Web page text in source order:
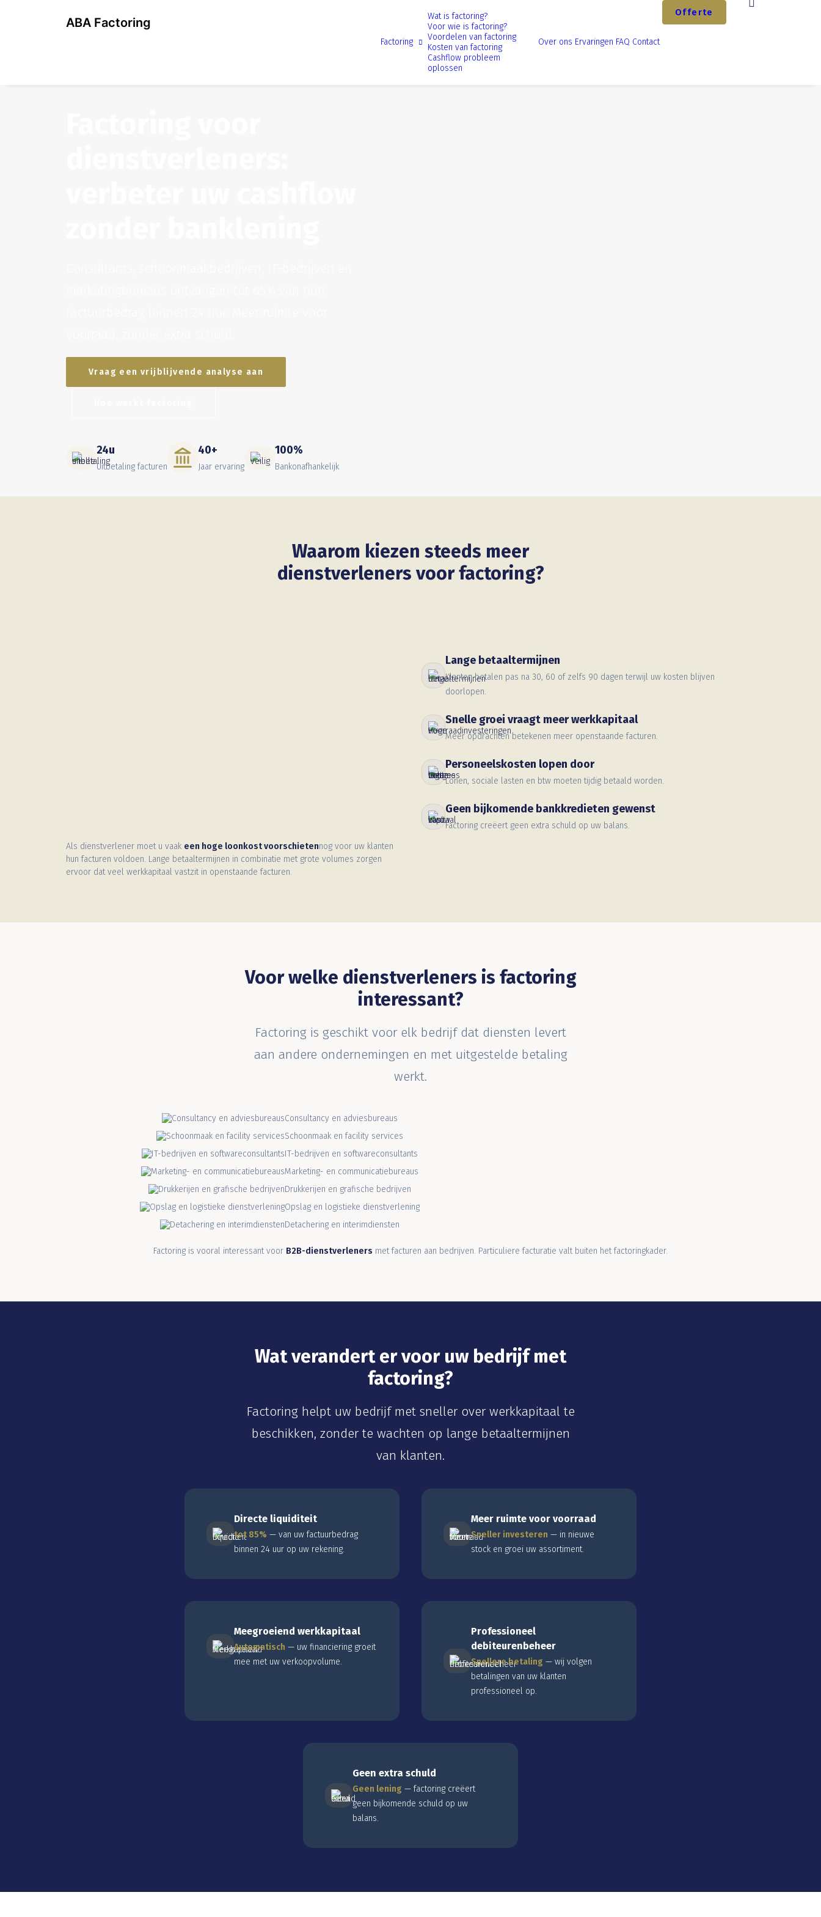
ABA Factoring
Factoring
Wat is factoring?
Voor wie is factoring?
Voordelen van factoring
Kosten van factoring
Cashflow probleem
oplossen
Over ons Ervaringen FAQ Contact
Offerte
Vraag een vrijblijvende analyse aan
24u
Uitbetaling facturen
40+
Jaar ervaring
100%
Bankonafhankelijk
Waarom kiezen steeds meer
dienstverleners voor factoring?
Als dienstverlener moet u vaak een hoge loonkost voorschietennog voor uw klanten
hun facturen voldoen. Lange betaaltermijnen in combinatie met grote volumes zorgen
ervoor dat veel werkkapitaal vastzit in openstaande facturen.
Lange betaaltermijnen
Klanten betalen pas na 30, 60 of zelfs 90 dagen terwijl uw kosten blijven
doorlopen.
Snelle groei vraagt meer werkkapitaal
Meer opdrachten betekenen meer openstaande facturen.
Personeelskosten lopen door
Lonen, sociale lasten en btw moeten tijdig betaald worden.
Geen bijkomende bankkredieten gewenst
Factoring creëert geen extra schuld op uw balans.
Voor welke dienstverleners is factoring
interessant?
Factoring is geschikt voor elk bedrijf dat diensten levert
aan andere ondernemingen en met uitgestelde betaling
werkt.
Consultancy en adviesbureaus
Schoonmaak en facility services
IT-bedrijven en softwareconsultants
Marketing- en communicatiebureaus
Drukkerijen en grafische bedrijven
Opslag en logistieke dienstverlening
Detachering en interimdiensten
Factoring is vooral interessant voor B2B-dienstverleners met facturen aan bedrijven. Particuliere facturatie valt buiten het factoringkader.
Wat verandert er voor uw bedrijf met
factoring?
Factoring helpt uw bedrijf met sneller over werkkapitaal te
beschikken, zonder te wachten op lange betaaltermijnen
van klanten.
Directe liquiditeit
tot 85% — van uw factuurbedrag
binnen 24 uur op uw rekening.
Meer ruimte voor voorraad
Sneller investeren — in nieuwe
stock en groei uw assortiment.
Meegroeiend werkkapitaal
Automatisch — uw financiering groeit
mee met uw verkoopvolume.
Professioneel
debiteurenbeheer
Snellere betaling — wij volgen
betalingen van uw klanten
professioneel op.
Geen extra schuld
Geen lening — factoring creëert
geen bijkomende schuld op uw
balans.